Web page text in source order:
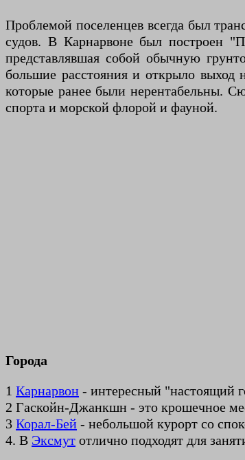
Проблемой поселенцев всегда был
судов. В Карнарвоне был построен
представлявшая собой обычную
большие расстояния и открыло
которые ранее были нерентабельны.
спорта и морской флорой и фауной.
Города
1 Карнарвон - интересный "настоящий
2 Гаскойн-Джанкшн - это крошечное
3 Корал-Бей - небольшой курорт со
4. В Эксмут отлично подходят для